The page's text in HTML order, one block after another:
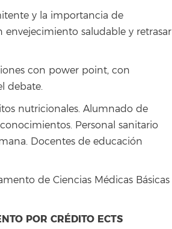
y la importancia de
saludable y retrasar
con power point, con
debate.
nutricionales. Alumnado de
Personal sanitario
Docentes de educación
de Ciencias Médicas Básicas
POR CRÉDITO ECTS